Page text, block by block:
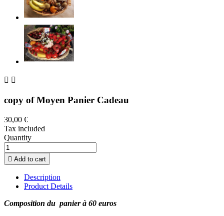
 
copy of Moyen Panier Cadeau
30,00 €
Tax included
Quantity
 Add to cart
Description
Product Details
Composition du panier à 60 euros